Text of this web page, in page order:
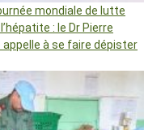
mondiale de lutte
: le Dr Pierre
appelle à se faire dépister